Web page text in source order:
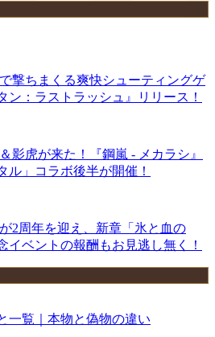
撃ちまくる爽快シューティングゲ
ン：ラストラッシュ』リリース！
影虎が来た！『鋼嵐 - メカラシ』
ル」コラボ後半が開催！
2周年を迎え、新章「氷と血の
イベントの報酬もお見逃し無く！
一覧｜本物と偽物の違い